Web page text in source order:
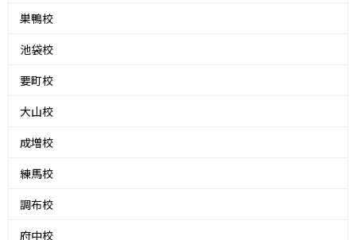
巣鴨校
池袋校
要町校
大山校
成増校
練馬校
調布校
府中校